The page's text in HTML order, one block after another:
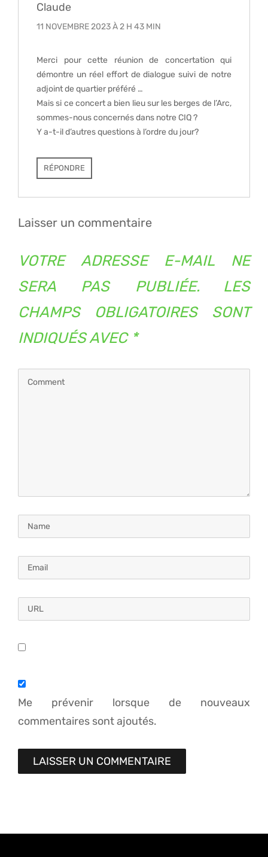
Claude
11 NOVEMBRE 2023 À 2 H 43 MIN
Merci pour cette réunion de concertation qui
démontre un réel effort de dialogue suivi de notre
adjoint de quartier préféré …
Mais si ce concert a bien lieu sur les berges de l’Arc,
sommes-nous concernés dans notre CIQ ?
Y a-t-il d’autres questions à l’ordre du jour?
RÉPONDRE
Laisser un commentaire
VOTRE ADRESSE E-MAIL NE
SERA PAS PUBLIÉE.
LES
CHAMPS OBLIGATOIRES SONT
INDIQUÉS AVEC *
Me prévenir lorsque de nouveaux
commentaires sont ajoutés.